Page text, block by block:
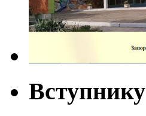
Вступнику